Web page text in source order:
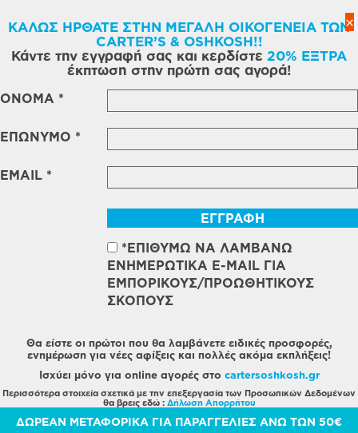
×
ΚΑΛΩΣ ΗΡΘΑΤΕ ΣΤΗΝ ΜΕΓΑΛΗ ΟΙΚΟΓΕΝΕΙΑ ΤΩΝ
CARTER’S & OSHKOSH!!
Κάντε την εγγραφή σας και κερδίστε 20% ΕΞΤΡΑ
έκπτωση στην πρώτη σας αγορά!
ΟΝΟΜΑ *
ΕΠΩΝΥΜΟ *
EMAIL *
*ΕΠΙΘΥΜΩ ΝΑ ΛΑΜΒΑΝΩ
ΕΝΗΜΕΡΩΤΙΚΑ E-MAIL ΓΙΑ
ΕΜΠΟΡΙΚΟΥΣ/ΠΡΟΩΘΗΤΙΚΟΥΣ
ΣΚΟΠΟΥΣ
Θα είστε οι πρώτοι που θα λαμβάνετε ειδικές προσφορές,
ενημέρωση για νέες αφίξεις και πολλές ακόμα εκπλήξεις!
Ισχύει μόνο για online αγορές στο cartersoshkosh.gr
Περισσότερα στοιχεία σχετικά με την επεξεργασία των Προσωπικών Δεδομένων
θα βρεις εδώ : Δήλωση Απορρήτου
Μετάβαση
ΔΩΡΕΑΝ ΜΕΤΑΦΟΡΙΚΑ ΓΙΑ ΠΑΡΑΓΓΕΛΙΕΣ ΑΝΩ ΤΩΝ 50€